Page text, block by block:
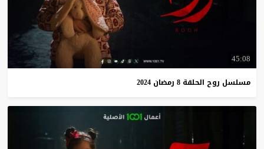
45:08
مسلسل روح الحلقة 8 رمضان 2024